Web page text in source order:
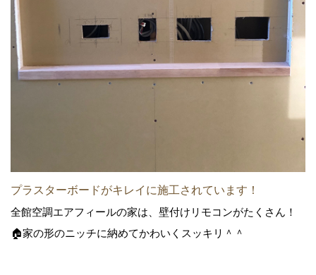
プラスターボードがキレイに施工されています！
全館空調エアフィールの家は、壁付けリモコンがたくさん！
🏠家の形のニッチに納めてかわいくスッキリ＾＾